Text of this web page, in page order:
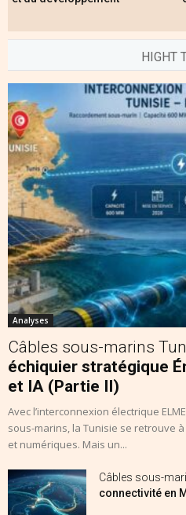
HIGHT
Analyses
Câbles sous-marins
échiquier stratégique
et IA (Partie II)
Avec l’interconnexion électrique
sous-marins, la Tunisie se retrouve
et numériques. Mais un...
Câbles sous-
connectivité en